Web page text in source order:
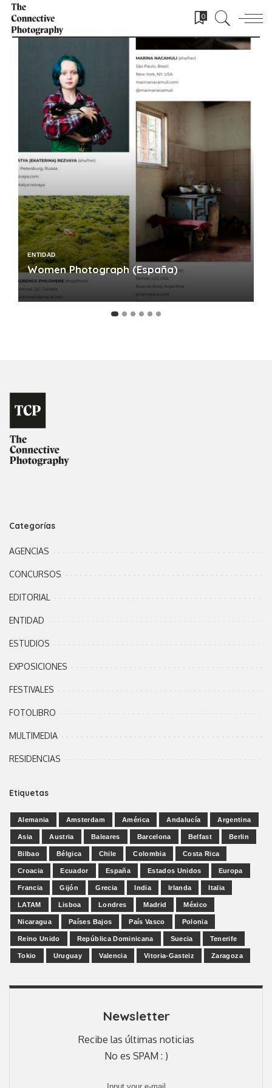
0
ENTIDAD
Women Photograph (España)
Categorías
AGENCIAS
CONCURSOS
EDITORIAL
ENTIDAD
ESTUDIOS
EXPOSICIONES
FESTIVALES
FOTOLIBRO
MULTIMEDIA
RESIDENCIAS
Etiquetas
Alemania Amsterdam América Andalucía Argentina
Asia Austria Baleares Barcelona Belfast Berlin
Bilbao Bélgica Chile Colombia Costa Rica
Croacia Ecuador España Estados Unidos Europa
Francia Gijón Grecia India Irlanda Italia
LATAM Lisboa Londres Madrid México
Nicaragua Países Bajos País Vasco Polonia
Reino Unido República Dominicana Suecia Tenerife
Tokio Uruguay Valencia Vitoria-Gasteiz Zaragoza
Newsletter
Recibe las últimas noticias
No es SPAM : )